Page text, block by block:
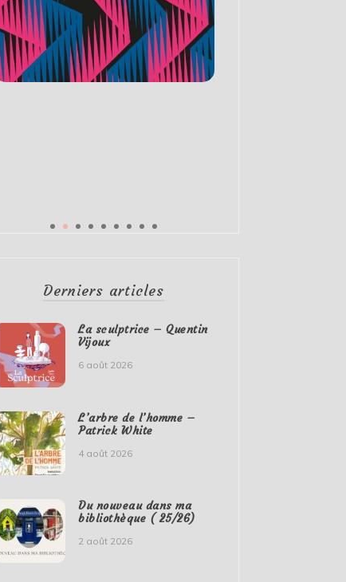
Derniers articles
La sculptrice – Quentin
Vijoux
6 août 2026
L’arbre de l’homme –
Patrick White
4 août 2026
Du nouveau dans ma
bibliothèque ( 25/26)
2 août 2026